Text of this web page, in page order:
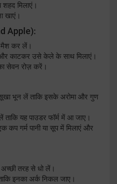
मिलाएं।
खाएं।
Apple):
कर लें।
काटकर उसे केले के साथ मिलाएं।
सेवन रोज़ करें।
भून लें ताकि इसके अरोमा और गुण
ताकि यह पाउडर फॉर्म में आ जाए।
कप गर्म पानी या सूप में मिलाएं और
अच्छी तरह से धो लें।
इनका अर्क निकल जाए।